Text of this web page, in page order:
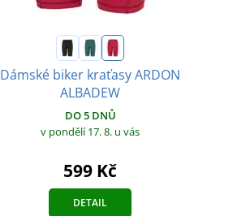
Dámské biker kraťasy ARDON
ALBADEW
DO 5 DNŮ
v pondělí 17. 8. u vás
599 Kč
DETAIL